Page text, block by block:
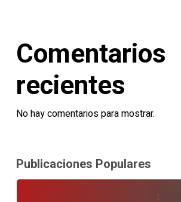
Comentarios
recientes
No hay comentarios para mostrar.
Publicaciones Populares